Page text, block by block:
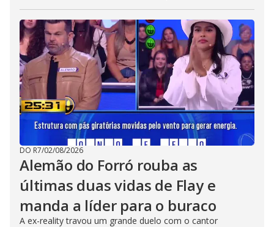
DO R7/02/08/2026
Alemão do Forró rouba as
últimas duas vidas de Flay e
manda a líder para o buraco
A ex-reality travou um grande duelo com o cantor